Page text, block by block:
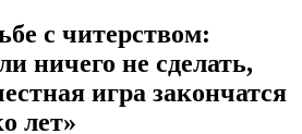
с читерством:
ничего не сделать,
игра закончатся
лет»